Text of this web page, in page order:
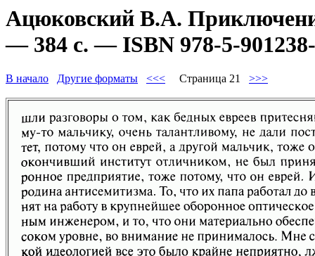
Ацюковский В.А.
— 384 с. — ISBN 978-5-
В начало Другие форматы <<< Страница 21 >>>